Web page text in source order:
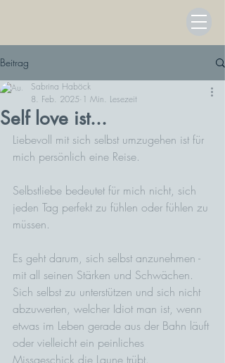
Beitrag
Self love ist...
Sabrina Haböck
8. Feb. 2025 1 Min. Lesezeit
Liebevoll mit sich selbst umzugehen ist für
mich persönlich eine Reise.
Selbstliebe bedeutet für mich nicht, sich
jeden Tag perfekt zu fühlen oder fühlen zu
müssen.
Es geht darum, sich selbst anzunehmen -
mit all seinen Stärken und Schwächen.
Sich selbst zu unterstützen und sich nicht
abzuwerten, welcher Idiot man ist, wenn
etwas im Leben gerade aus der Bahn läuft
oder vielleicht ein peinliches
Missgeschick die Laune trübt.